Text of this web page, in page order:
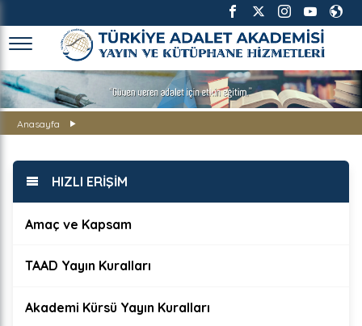
TÜRKİYE ADALET
Anasayfa
HIZLI ERİŞİM
Amaç ve Kapsam
TAAD Yayın Kuralları
Akademi Kürsü Yayın Kuralları